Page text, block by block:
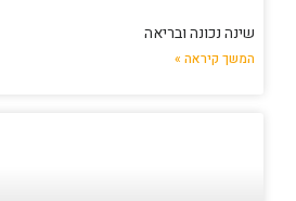
שינה נכונה ובריאה
המשך קיראה »